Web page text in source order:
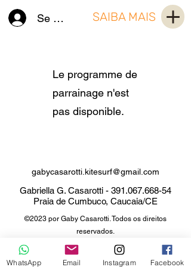
Se connecterSAIBA MAIS
Le programme de
parrainage n'est
pas disponible.
gabycasarotti.kitesurf@gmail.com
Gabriella G. Casarotti - 391.067.668-54
Praia de Cumbuco, Caucaia/CE
©2023 por Gaby Casarotti. Todos os direitos
reservados.
WhatsApp Email Instagram Facebook